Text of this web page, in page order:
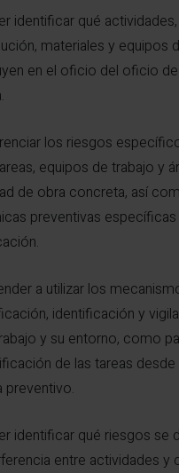
identificar qué
materiales y equipos
en el oficio del oficio
los riesgos
equipos de trabajo y
de obra concreta, así
preventivas específicas
a utilizar los
identificación y
y su entorno, como
de las tareas
preventivo.
identificar qué riesgos se
entre actividades y